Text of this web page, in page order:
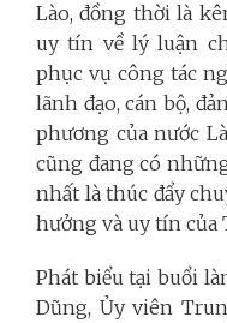
Lào, đồng thời là
uy tín về lý luận
phục vụ công tác
lãnh đạo, cán bộ,
phương của nước
cũng đang có
nhất là thúc đẩy
hưởng và uy tín của
Phát biểu tại buổi
Dũng, Ủy viên